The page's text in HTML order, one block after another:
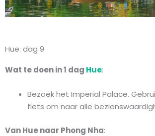
Hue: dag 9
Wat te doen in 1 dag Hue:
Bezoek het Imperial Palace.
fiets om naar alle
Van Hue naar Phong Nha: